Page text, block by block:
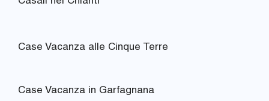
Case Vacanza alle Cinque Terre
Case Vacanza in Garfagnana